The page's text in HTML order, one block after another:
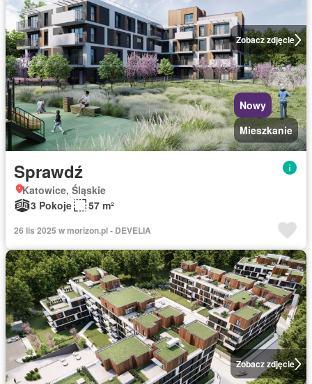
Zobacz zdjęcie
Nowy
Mieszkanie
Sprawdź
Katowice, Śląskie
3 Pokoje
57 m²
26 lis 2025 w morizon.pl - DEVELIA
Zobacz zdjęcie